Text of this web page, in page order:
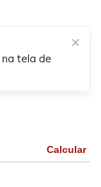
na tela de
Calcular